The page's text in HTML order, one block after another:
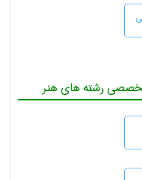
رشته های هنر